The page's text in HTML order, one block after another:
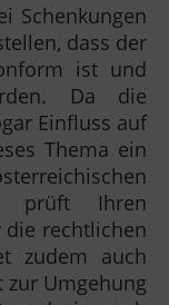
Schenkungen
dass der
ist und
Da die
Einfluss auf
Thema ein
prüft Ihren
die rechtlichen
zudem auch
zur Umgehung